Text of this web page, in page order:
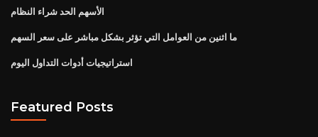
الأسهم الحد شراء النظام
ما اثنين من العوامل التي تؤثر بشكل مباشر على سعر السهم
استراتيجيات أدوات التداول اليوم
Featured Posts